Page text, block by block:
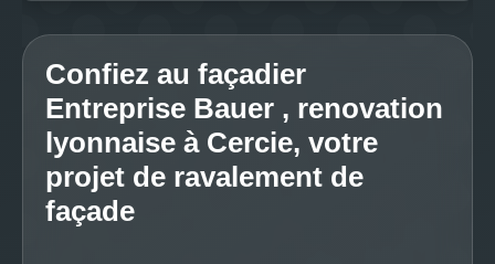
Confiez au façadier
Entreprise Bauer , renovation
lyonnaise à Cercie, votre
projet de ravalement de
façade